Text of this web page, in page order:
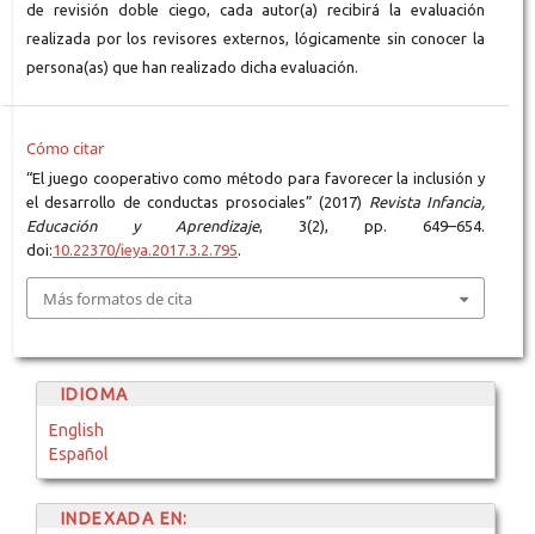
de revisión doble ciego, cada autor(a) recibirá la evaluación
realizada por los revisores externos, lógicamente sin conocer la
persona(as) que han realizado dicha evaluación.
Cómo citar
“El juego cooperativo como método para favorecer la inclusión y
el desarrollo de conductas prosociales” (2017) Revista Infancia,
Educación y Aprendizaje, 3(2), pp. 649–654.
doi:10.22370/ieya.2017.3.2.795.
Más formatos de cita
IDIOMA
English
Español
INDEXADA EN: